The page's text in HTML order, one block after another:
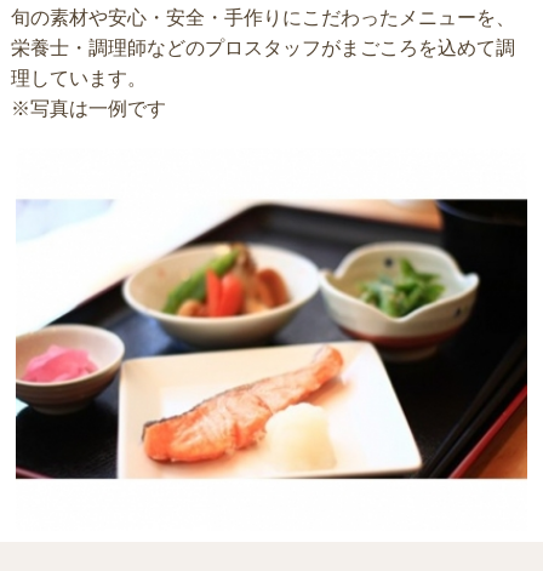
旬の素材や安心・安全・手作りにこだわったメニューを、
栄養士・調理師などのプロスタッフがまごころを込めて調
理しています。
※写真は一例です